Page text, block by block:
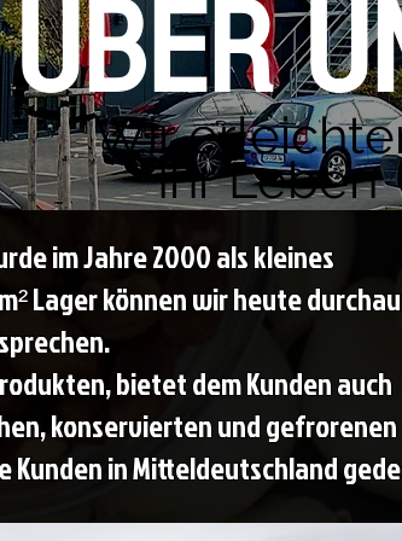
ÜBER
Wir
Ihr Leben
im Jahre 2000 als kleines
Lager können wir heute
bietet dem Kunden auch
konservierten und gefrorenen
in Mitteldeutschland